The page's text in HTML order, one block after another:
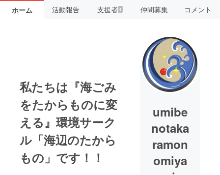
ホーム 活動報告 支援者4 仲間募集 コメント
私たちは『海ごみ
をたからものに変
える』環境サーク
ル「海辺のたから
もの」です！！
umibe
notaka
ramon
omiya